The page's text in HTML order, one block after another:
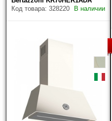
V-ZUG(8)
Тип вытяжки
наклонная
купольная
Код товара: 328220
В наличии